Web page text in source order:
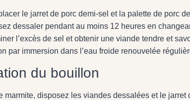
le jarret de porc demi-sel et la palette de porc
dessaler pendant au moins 12 heures en
l’excès de sel et obtenir une viande tendre et
par immersion dans l’eau froide renouvelée
du bouillon
marmite, disposez les viandes dessalées et le